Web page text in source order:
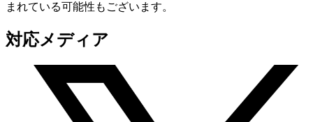
まれている可能性もございます。
対応メディア